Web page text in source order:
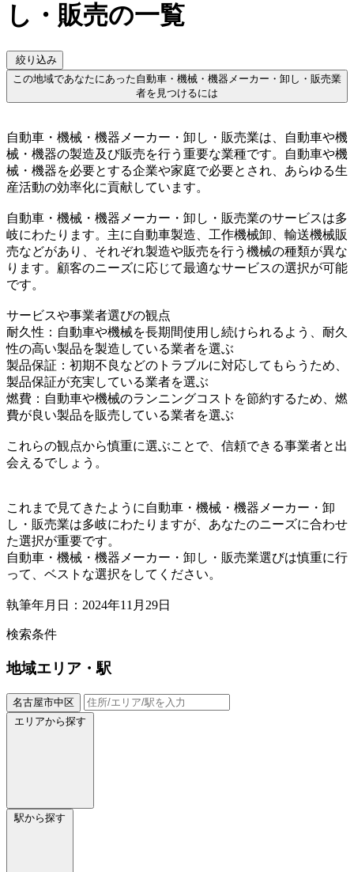
し・販売の一覧
絞り込み
この地域であなたにあった自動車・機械・機器メーカー・卸し・販売業
者を見つけるには
自動車・機械・機器メーカー・卸し・販売業は、自動車や機
械・機器の製造及び販売を行う重要な業種です。自動車や機
械・機器を必要とする企業や家庭で必要とされ、あらゆる生
産活動の効率化に貢献しています。
自動車・機械・機器メーカー・卸し・販売業のサービスは多
岐にわたります。主に自動車製造、工作機械卸、輸送機械販
売などがあり、それぞれ製造や販売を行う機械の種類が異な
ります。顧客のニーズに応じて最適なサービスの選択が可能
です。
サービスや事業者選びの観点
耐久性：自動車や機械を長期間使用し続けられるよう、耐久
性の高い製品を製造している業者を選ぶ
製品保証：初期不良などのトラブルに対応してもらうため、
製品保証が充実している業者を選ぶ
燃費：自動車や機械のランニングコストを節約するため、燃
費が良い製品を販売している業者を選ぶ
これらの観点から慎重に選ぶことで、信頼できる事業者と出
会えるでしょう。
これまで見てきたように自動車・機械・機器メーカー・卸
し・販売業は多岐にわたりますが、あなたのニーズに合わせ
た選択が重要です。
自動車・機械・機器メーカー・卸し・販売業選びは慎重に行
って、ベストな選択をしてください。
執筆年月日：2024年11月29日
検索条件
地域エリア・駅
名古屋市中区
エリアから探す
駅から探す